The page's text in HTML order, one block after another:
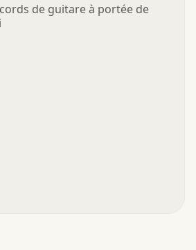
de guitare à portée de